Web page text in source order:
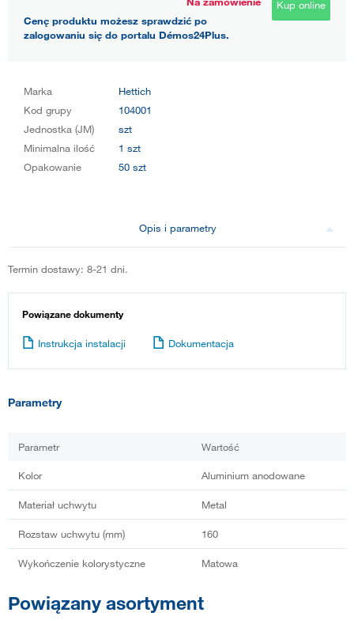
Cenę produktu możesz sprawdzić po
zalogowaniu się do portalu Démos24Plus.
Kup online
Marka
Hettich
Kod grupy
104001
Jednostka (JM)
szt
Minimalna ilość
1 szt
Opakowanie
50 szt
Opis i parametry
Termin dostawy: 8-21 dni.
Powiązane dokumenty
Instrukcja instalacji Dokumentacja
Parametry
Parametr Wartość
Kolor Aluminium anodowane
Materiał uchwytu Metal
Rozstaw uchwytu (mm) 160
Wykończenie kolorystyczne Matowa
Powiązany asortyment